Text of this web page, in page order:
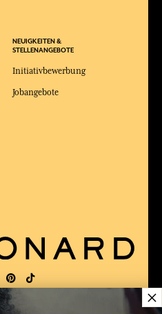
NEUIGKEITEN &
STELLENANGEBOTE
Initiativbewerbung
Jobangebote
×